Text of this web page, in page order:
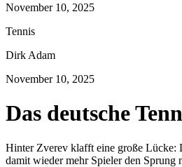
November 10, 2025
Tennis
Dirk Adam
November 10, 2025
Das deutsche
Hinter Zverev klafft eine große Lücke:
damit wieder mehr Spieler den Sprung